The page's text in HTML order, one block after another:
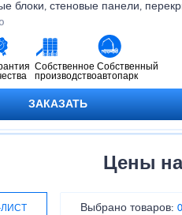
блоки, стеновые панели,
и многое другое. Мы
а также оперативную
Не откладывайте свои
на потом - выбирайте ЖБИ от
надежные и эстетически
Собственное
производство
Собственный
автопарк
ЗАКАЗАТЬ
Цены
ЛИСТ Выбрано товаров: 0